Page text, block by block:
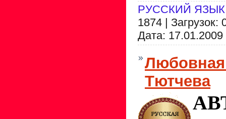
РУССКИЙ ЯЗЫК
1874 |
Дата: 17.01.2009
Тютчева